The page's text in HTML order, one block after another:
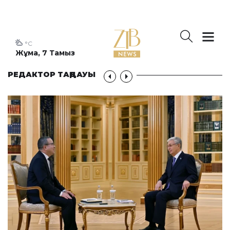
Жұма, 7 Тамыз
°C
РЕДАКТОР ТАҢДАУЫ